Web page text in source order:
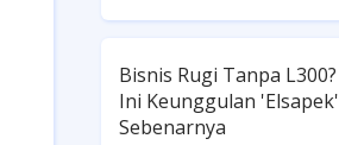
Bisnis Rugi Tanpa L300?
Ini Keunggulan 'Elsapek'
Sebenarnya